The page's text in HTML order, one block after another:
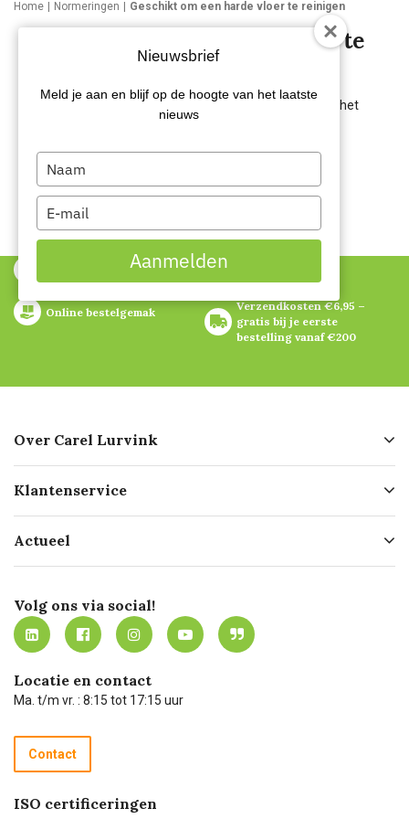
Home Normeringen Geschikt om een harde vloer te reinigen
Geschikt om een harde vloer te
Dit product is erg geschikt om gebruikt te worden voor het
reinigen van harde vloeren.
Online bestelgemak
Verzendkosten €6,95 –
gratis bij je eerste
bestelling vanaf €200
Over Carel Lurvink
Geschiedenis
Missie
Werken bij Carel Lurvink
MVO
Klantenservice
Bezorgen
Mijn Carel Lurvink
Mijn Carel Lurvink instructievideo's
Carel Lurvink App
Hulp op afstand
Technische dienst
Recycle programma
Betalen
Actueel
Innovation LAB
Tevreden klanten
Carel Lurvink Blog
Carel de podcast
Volg ons via social!
Locatie en contact
Ma. t/m vr. : 8:15 tot 17:15 uur
Contact
ISO certificeringen
Nieuwsbrief
Meld je aan en blijf op de hoogte van het laatste
nieuws
Type
your
name
Type
your
email
Aanmelden